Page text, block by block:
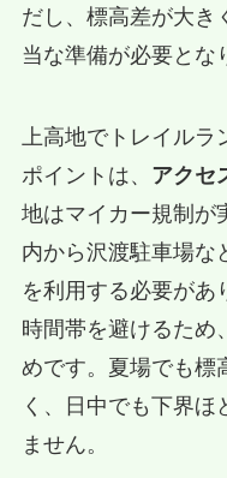
だし、標高差が大き
当な準備が必要とな
上高地でトレイル
ポイントは、 アクセ
地はマイカー規制が
内から沢渡駐車場な
を利用する必要があ
時間帯を避けるため
めです。夏場でも標
く、日中でも下界ほ
ません。